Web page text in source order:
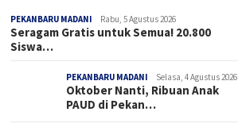
PEKANBARU MADANI Rabu, 5 Agustus 2026
Seragam Gratis untuk Semua! 20.800
Siswa…
PEKANBARU MADANI Selasa, 4 Agustus 2026
Oktober Nanti, Ribuan Anak
PAUD di Pekan…